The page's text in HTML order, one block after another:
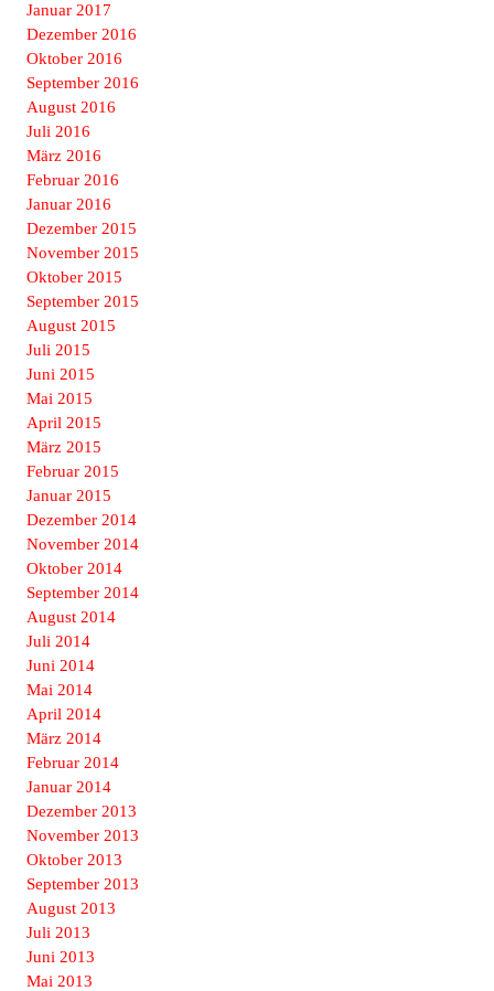
Januar 2017
Dezember 2016
Oktober 2016
September 2016
August 2016
Juli 2016
März 2016
Februar 2016
Januar 2016
Dezember 2015
November 2015
Oktober 2015
September 2015
August 2015
Juli 2015
Juni 2015
Mai 2015
April 2015
März 2015
Februar 2015
Januar 2015
Dezember 2014
November 2014
Oktober 2014
September 2014
August 2014
Juli 2014
Juni 2014
Mai 2014
April 2014
März 2014
Februar 2014
Januar 2014
Dezember 2013
November 2013
Oktober 2013
September 2013
August 2013
Juli 2013
Juni 2013
Mai 2013